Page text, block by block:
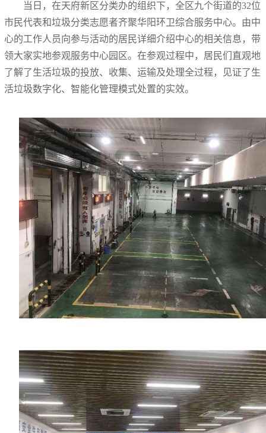
当日，在天府新区分类办的组织下，全区九个街道的32位
市民代表和垃圾分类志愿者齐聚华阳环卫综合服务中心。由中
心的工作人员向参与活动的居民详细介绍中心的相关信息，带
领大家实地参观服务中心园区。在参观过程中，居民们直观地
了解了生活垃圾的投放、收集、运输及处理全过程，见证了生
活垃圾数字化、智能化管理模式处置的实效。